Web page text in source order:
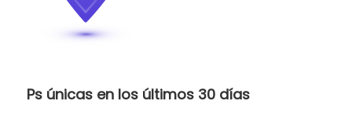
Ps únicas en los últimos 30 días